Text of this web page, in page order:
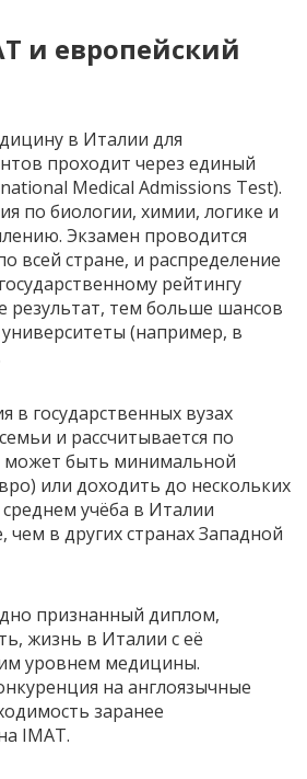
и европейский
в Италии для
проходит через единый
Medical Admissions Test).
по биологии, химии, логике и
Экзамен проводится
всей стране, и распределение
рейтингу
тем больше шансов
(например, в
в государственных вузах
и рассчитывается по
может быть минимальной
или доходить до нескольких
учёба в Италии
чем в других странах Западной
признанный диплом,
жизнь в Италии с её
уровнем медицины.
на англоязычные
заранее
IMAT.